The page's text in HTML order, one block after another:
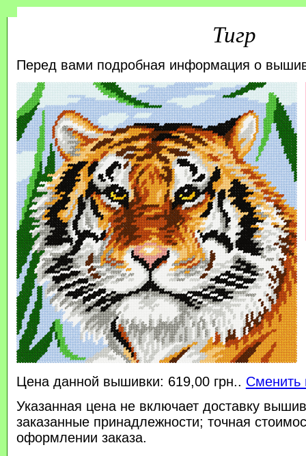
Тигр
Перед вами подробная информация о
Цена данной вышивки: 619,00 грн.. Сменить
Указанная цена не включает доставку
заказанные принадлежности; точная
оформлении заказа.